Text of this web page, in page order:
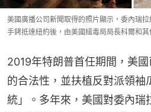
美國廣播公司新聞取得的照片顯示，委內瑞
手銬抵達紐約後，由美國緝毒局局長科爾和
2019年特朗普首任期間，美
的合法性，並扶植反對派領袖
統」。多年來，美國對委內瑞